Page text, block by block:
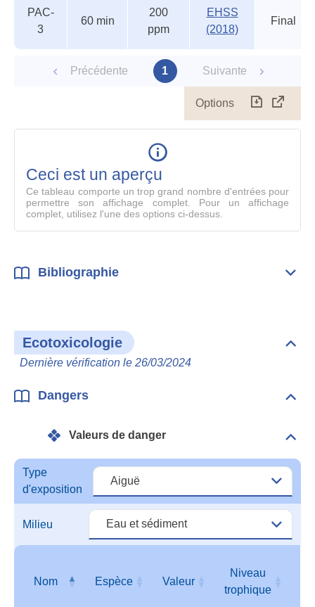
PAC-
3
60 min
200
ppm
EHSS
(2018)
Final
Précédente 1 Suivante
Options
le
Ceci est un aperçu
Ce tableau comporte un trop grand nombre d'entrées pour
permettre son affichage complet. Pour un affichage
complet, utilisez l'une des options ci-dessus.
Bibliographie
Ecotoxicologie
Dernière vérification le 26/03/2024
Dangers
Valeurs de danger
de
Type
d'exposition
Milieu
Nom Espèce Valeur
Niveau
trophique